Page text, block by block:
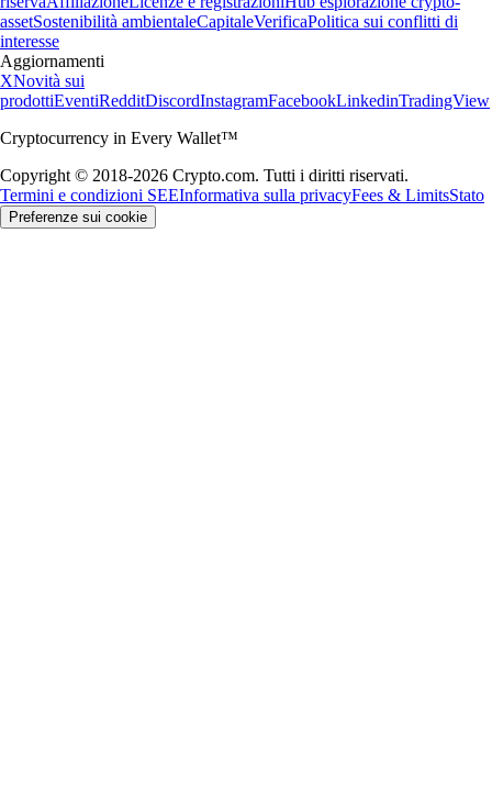
assetSostenibilità ambientaleCapitaleVerificaPolitica sui conflitti di
interesse
Aggiornamenti
XNovità sui
prodottiEventiRedditDiscordInstagramFacebookLinkedinTradingView
Cryptocurrency in Every Wallet™
Copyright © 2018-2026 Crypto.com. Tutti i diritti riservati.
Termini e condizioni SEEInformativa sulla privacyFees & LimitsStato
Preferenze sui cookie